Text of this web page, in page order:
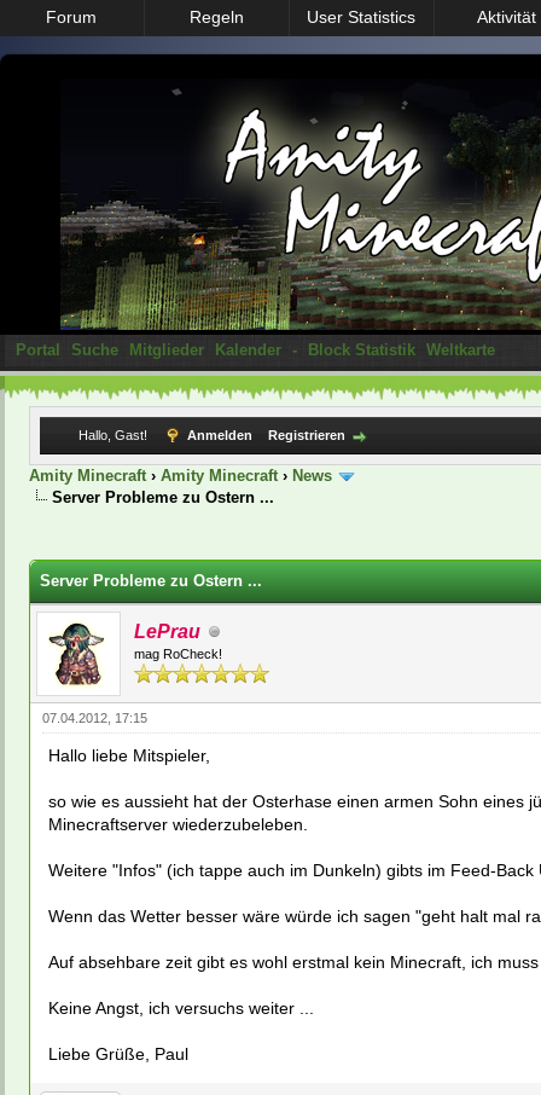
Forum Regeln User Statistics Aktivität
Portal Suche Mitglieder Kalender - Block Statistik Weltkarte
Hallo, Gast! Anmelden Registrieren
Amity Minecraft› Amity Minecraft› News
Server Probleme zu Ostern ...
Server Probleme zu Ostern ...
LePrau
mag RoCheck!
07.04.2012, 17:15
Hallo liebe Mitspieler,
so wie es aussieht hat der Osterhase einen armen Sohn eines
Minecraftserver wiederzubeleben.
Weitere "Infos" (ich tappe auch im Dunkeln) gibts im Feed-Back
Wenn das Wetter besser wäre würde ich sagen "geht halt mal
Auf absehbare zeit gibt es wohl erstmal kein Minecraft, ich
Keine Angst, ich versuchs weiter ...
Liebe Grüße, Paul